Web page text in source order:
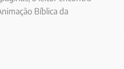
Bíblica da
com a ABP nos
para que a Igreja